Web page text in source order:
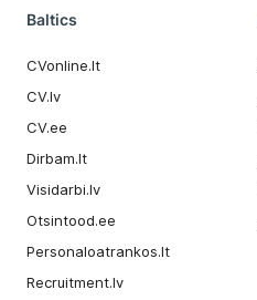
Baltics
CVonline.lt
CV.lv
CV.ee
Dirbam.It
Visidarbi.lv
Otsintood.ee
Personaloatrankos.lt
Recruitment.lv